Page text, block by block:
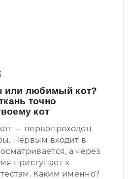
или любимый кот?
точно
кот
– первопроходец
Первым входит в
а через
приступает к
Каким именно?